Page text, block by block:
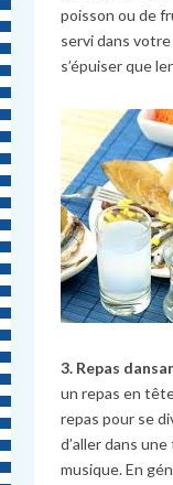
poisson ou de
servi dans
s’épuiser que
3. Repas
un repas en
repas pour se
d’aller dans
musique. En